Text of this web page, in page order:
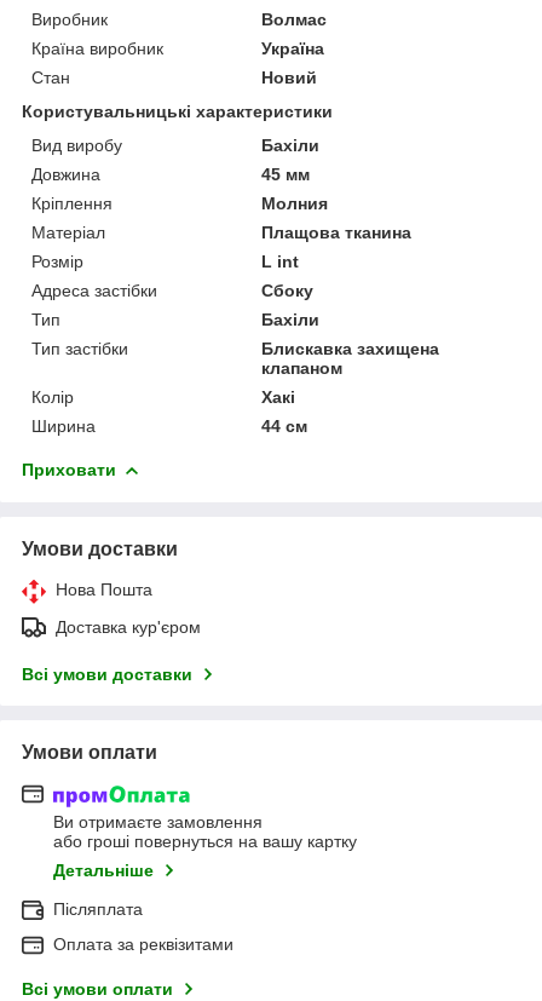
Виробник
Волмас
Країна виробник
Україна
Стан
Новий
Користувальницькі характеристики
Вид виробу
Бахіли
Довжина
45 мм
Кріплення
Молния
Матеріал
Плащова тканина
Розмір
L int
Адреса застібки
Сбоку
Тип
Бахіли
Тип застібки
Блискавка захищена
клапаном
Колір
Хакі
Ширина
44 см
Приховати
Умови доставки
Нова Пошта
Доставка кур'єром
Всі умови доставки
Умови оплати
Ви отримаєте замовлення
або гроші повернуться на вашу картку
Детальніше
Післяплата
Оплата за реквізитами
Всі умови оплати